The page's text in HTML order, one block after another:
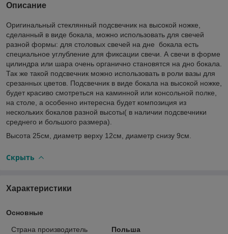
Описание
Оригинальный стеклянный подсвечник на высокой ножке,
сделанный в виде бокала, можно использовать для свечей
разной формы: для столовых свечей на дне бокала есть
специальное углубление для фиксации свечи. А свечи в форме
цилиндра или шара очень органично становятся на дно бокала.
Так же такой подсвечник можно использовать в роли вазы для
срезанных цветов. Подсвечник в виде бокала на высокой ножке,
будет красиво смотреться на каминной или консольной полке,
на столе, а особенно интересна будет композиция из
нескольких бокалов разной высоты( в наличии подсвечники
среднего и большого размера).
Высота 25см, диаметр верху 12см, диаметр снизу 9см.
Скрыть
Характеристики
Основные
Страна производитель
Польша